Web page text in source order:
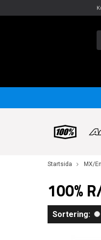
Startsida MX/
100%
Sortering: